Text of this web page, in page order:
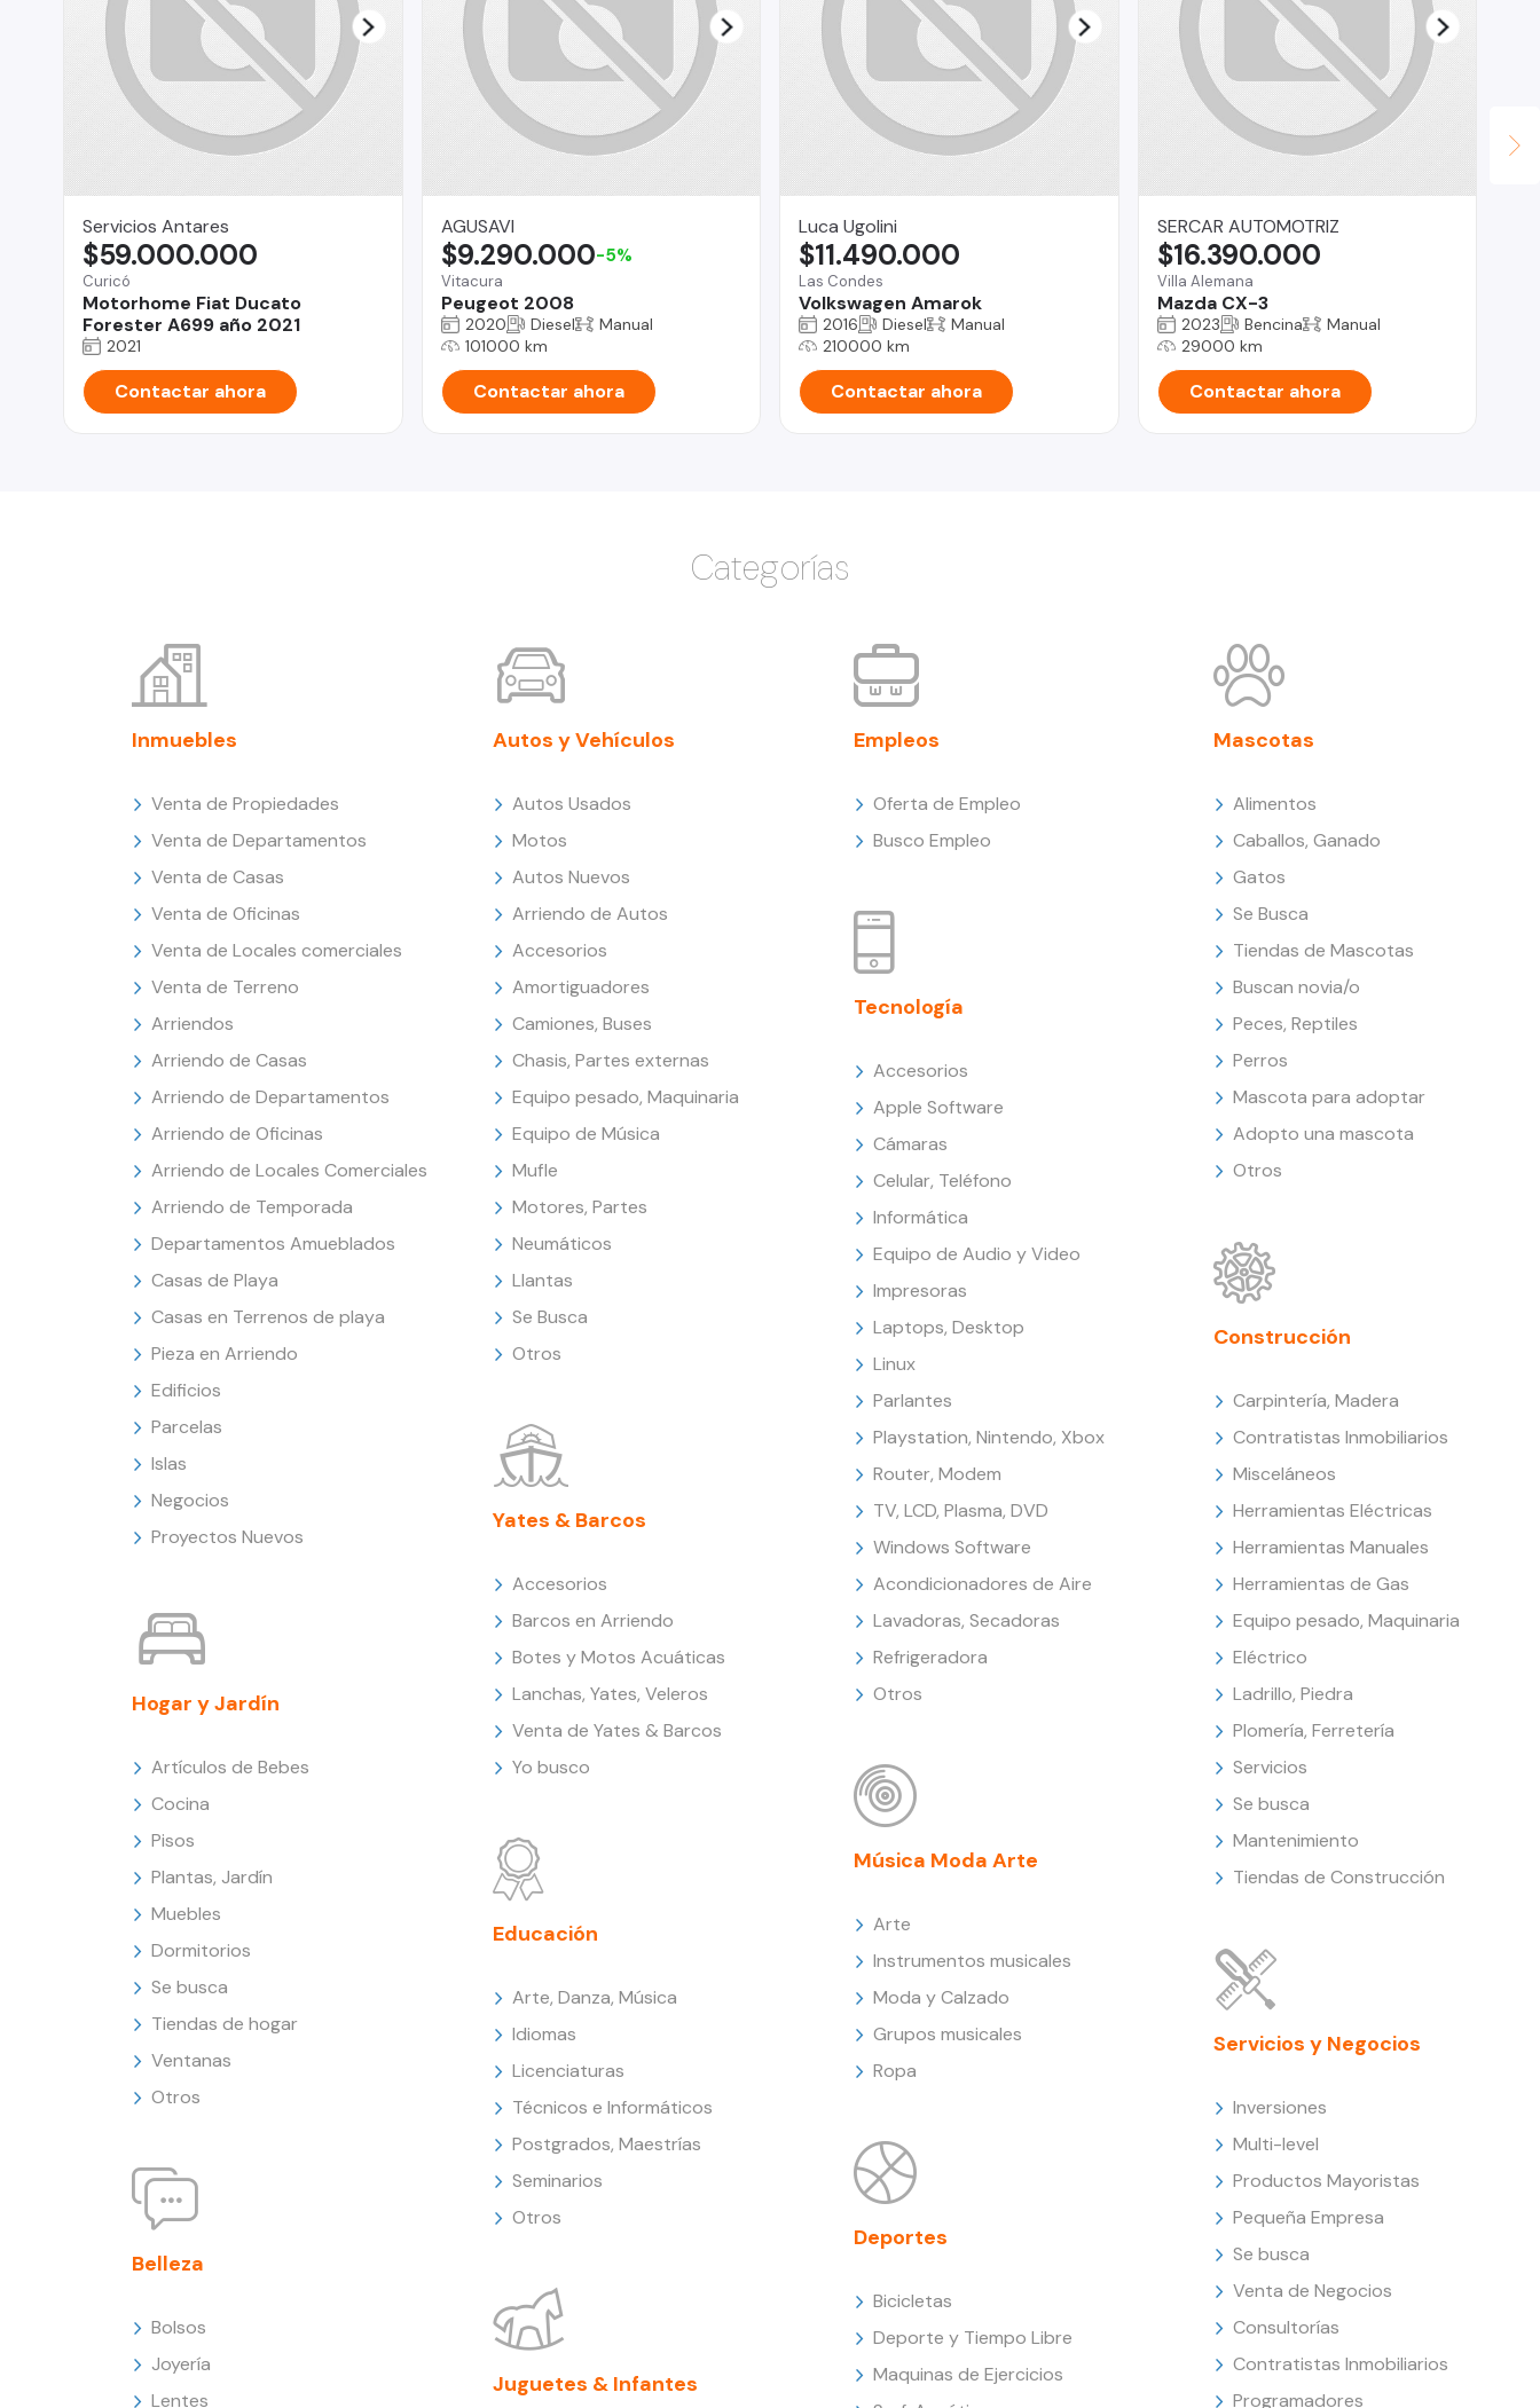
Servicios Antares
Curicó
Motorhome Fiat Ducato
Forester A699 año 2021
$59.000.000
2021
Contactar ahora
AGUSAVI
Vitacura
Peugeot 2008
$9.290.000-5%
2020 Diesel
Manual
101000 km
Contactar ahora
Luca Ugolini
Las Condes
Volkswagen Amarok
$11.490.000
2016 Diesel
Manual
210000 km
Contactar ahora
SERCAR AUTOMOTRIZ
Villa Alemana
Mazda CX-3
$16.390.000
2023 Bencina
Manual
29000 km
Contactar ahora
Categorías
Inmuebles
Venta de Propiedades
Venta de Departamentos
Venta de Casas
Venta de Oficinas
Venta de Locales comerciales
Venta de Terreno
Arriendos
Arriendo de Casas
Arriendo de Departamentos
Arriendo de Oficinas
Arriendo de Locales Comerciales
Arriendo de Temporada
Departamentos Amueblados
Casas de Playa
Casas en Terrenos de playa
Pieza en Arriendo
Edificios
Parcelas
Islas
Negocios
Proyectos Nuevos
Hogar y Jardín
Artículos de Bebes
Cocina
Pisos
Plantas, Jardín
Muebles
Dormitorios
Se busca
Tiendas de hogar
Ventanas
Otros
Belleza
Bolsos
Joyería
Lentes
Autos y Vehículos
Autos Usados
Motos
Autos Nuevos
Arriendo de Autos
Accesorios
Amortiguadores
Camiones, Buses
Chasis, Partes externas
Equipo pesado, Maquinaria
Equipo de Música
Mufle
Motores, Partes
Neumáticos
Llantas
Se Busca
Otros
Yates & Barcos
Accesorios
Barcos en Arriendo
Botes y Motos Acuáticas
Lanchas, Yates, Veleros
Venta de Yates & Barcos
Yo busco
Educación
Arte, Danza, Música
Idiomas
Licenciaturas
Técnicos e Informáticos
Postgrados, Maestrías
Seminarios
Otros
Juguetes & Infantes
Empleos
Oferta de Empleo
Busco Empleo
Tecnología
Accesorios
Apple Software
Cámaras
Celular, Teléfono
Informática
Equipo de Audio y Video
Impresoras
Laptops, Desktop
Linux
Parlantes
Playstation, Nintendo, Xbox
Router, Modem
TV, LCD, Plasma, DVD
Windows Software
Acondicionadores de Aire
Lavadoras, Secadoras
Refrigeradora
Otros
Música Moda Arte
Arte
Instrumentos musicales
Moda y Calzado
Grupos musicales
Ropa
Deportes
Bicicletas
Deporte y Tiempo Libre
Maquinas de Ejercicios
Mascotas
Alimentos
Caballos, Ganado
Gatos
Se Busca
Tiendas de Mascotas
Buscan novia/o
Peces, Reptiles
Perros
Mascota para adoptar
Adopto una mascota
Otros
Construcción
Carpintería, Madera
Contratistas Inmobiliarios
Misceláneos
Herramientas Eléctricas
Herramientas Manuales
Herramientas de Gas
Equipo pesado, Maquinaria
Eléctrico
Ladrillo, Piedra
Plomería, Ferretería
Servicios
Se busca
Mantenimiento
Tiendas de Construcción
Servicios y Negocios
Inversiones
Multi-level
Productos Mayoristas
Pequeña Empresa
Se busca
Venta de Negocios
Consultorías
Contratistas Inmobiliarios
Programadores